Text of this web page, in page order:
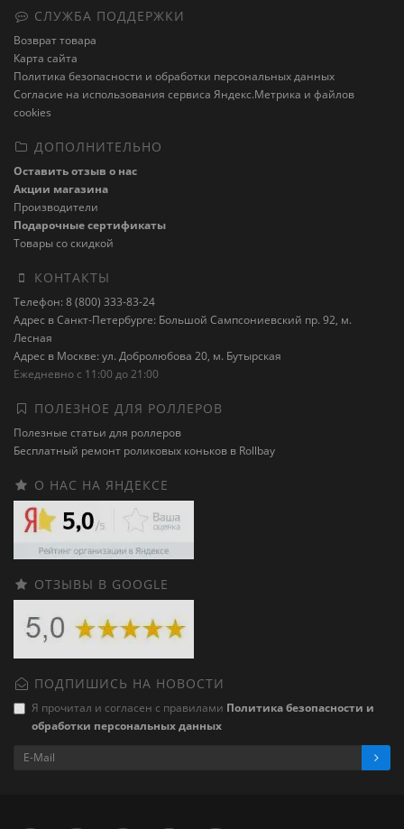
СЛУЖБА ПОДДЕРЖКИ
Возврат товара
Карта сайта
Политика безопасности и обработки персональных данных
Cогласие на использования сервиса Яндекс.Метрика и файлов
cookies
ДОПОЛНИТЕЛЬНО
Оставить отзыв о нас
Акции магазина
Производители
Подарочные сертификаты
Товары со скидкой
КОНТАКТЫ
Телефон: 8 (800) 333-83-24
Адрес в Санкт-Петербурге: Большой Сампсониевский пр. 92, м.
Лесная
Адрес в Москве: ул. Добролюбова 20, м. Бутырская
Ежедневно с 11:00 до 21:00
ПОЛЕЗНОЕ ДЛЯ РОЛЛЕРОВ
Полезные статьи для роллеров
Бесплатный ремонт роликовых коньков в Rollbay
О НАС НА ЯНДЕКСЕ
ОТЗЫВЫ В GOOGLE
ПОДПИШИСЬ НА НОВОСТИ
Я прочитал и согласен с правилами Политика безопасности и
обработки персональных данных